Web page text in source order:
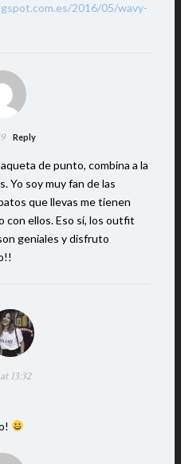
2016/05/wavy-
Reply
de punto, combina a la
Yo soy muy fan de las
que llevas me tienen
con ellos. Eso sí, los outfit
geniales y disfruto
13:32